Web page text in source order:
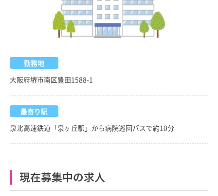
勤務地
大阪府堺市南区豊田1588-1
最寄り駅
泉北高速鉄道「泉ヶ丘駅」から病院巡回バスで約10分
現在募集中の求人